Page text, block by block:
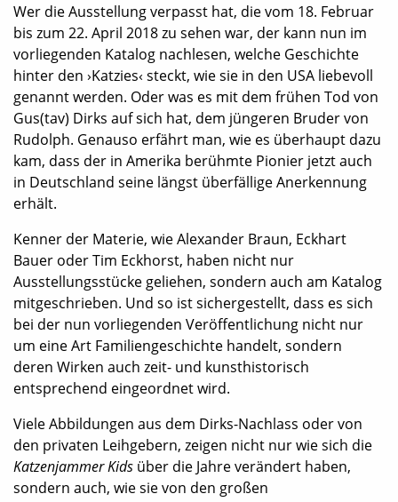
Wer die Ausstellung verpasst hat, die vom 18. Februar
bis zum 22. April 2018 zu sehen war, der kann nun im
vorliegenden Katalog nachlesen, welche Geschichte
hinter den ›Katzies‹ steckt, wie sie in den USA liebevoll
genannt werden. Oder was es mit dem frühen Tod von
Gus(tav) Dirks auf sich hat, dem jüngeren Bruder von
Rudolph. Genauso erfährt man, wie es überhaupt dazu
kam, dass der in Amerika berühmte Pionier jetzt auch
in Deutschland seine längst überfällige Anerkennung
erhält.
Kenner der Materie, wie Alexander Braun, Eckhart
Bauer oder Tim Eckhorst, haben nicht nur
Ausstellungsstücke geliehen, sondern auch am Katalog
mitgeschrieben. Und so ist sichergestellt, dass es sich
bei der nun vorliegenden Veröffentlichung nicht nur
um eine Art Familiengeschichte handelt, sondern
deren Wirken auch zeit- und kunsthistorisch
entsprechend eingeordnet wird.
Viele Abbildungen aus dem Dirks-Nachlass oder von
den privaten Leihgebern, zeigen nicht nur wie sich die
Katzenjammer Kids über die Jahre verändert haben,
sondern auch, wie sie von den großen